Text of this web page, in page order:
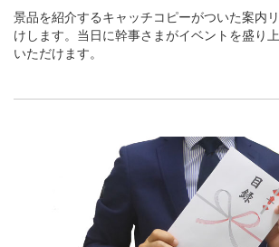
景品を紹介するキャッチコピーがついた案内
けします。当日に幹事さまがイベントを盛り
いただけます。